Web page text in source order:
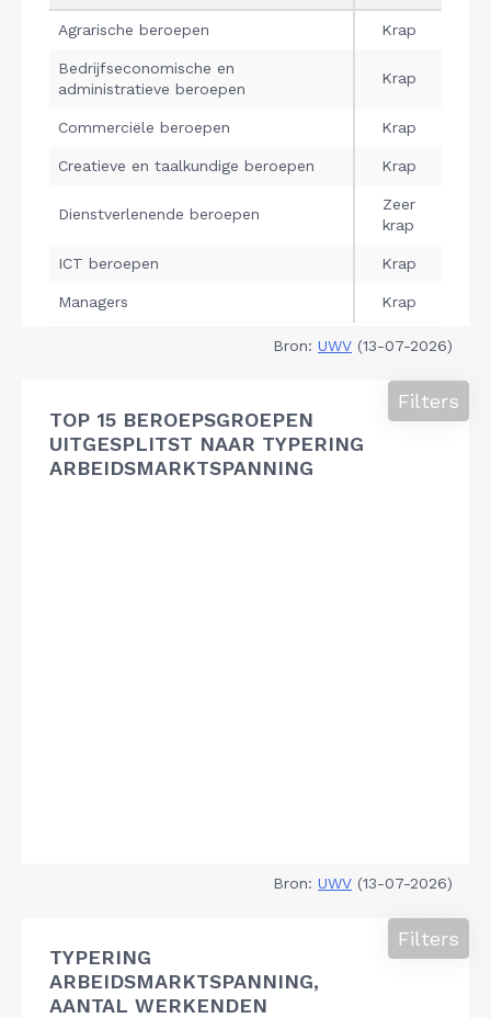
Bron: UWV (13-07-2026)
TOP 15 BEROEPSGROEPEN
UITGESPLITST NAAR TYPERING
ARBEIDSMARKTSPANNING
Filters
Bron: UWV (13-07-2026)
TYPERING
ARBEIDSMARKTSPANNING,
AANTAL WERKENDEN
Filters